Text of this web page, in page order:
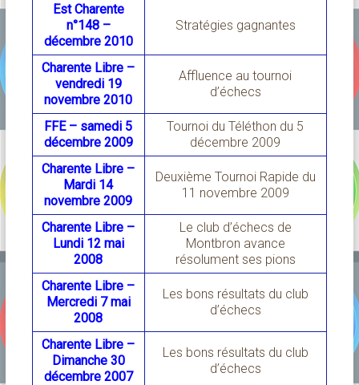
Est Charente
n°148 –
décembre 2010
Stratégies gagnantes
Charente Libre –
vendredi 19
novembre 2010
Affluence au tournoi
d’échecs
FFE – samedi 5
décembre 2009
Tournoi du Téléthon du 5
décembre 2009
Charente Libre –
Mardi 14
novembre 2009
Deuxième Tournoi Rapide du
11 novembre 2009
Charente Libre –
Lundi 12 mai
2008
Le club d’échecs de
Montbron avance
résolument ses pions
Charente Libre –
Mercredi 7 mai
2008
Les bons résultats du club
d’échecs
Charente Libre –
Dimanche 30
décembre 2007
Les bons résultats du club
d’échecs